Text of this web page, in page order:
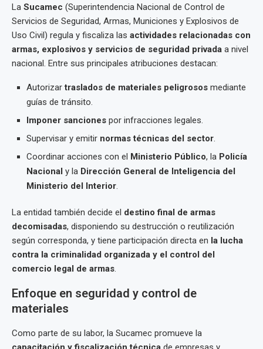
La Sucamec (Superintendencia Nacional de Control de
Servicios de Seguridad, Armas, Municiones y Explosivos de
Uso Civil) regula y fiscaliza las actividades relacionadas con
armas, explosivos y servicios de seguridad privada a nivel
nacional. Entre sus principales atribuciones destacan:
Autorizartraslados de materiales peligrosos mediante
guías de tránsito.
Imponer sanciones por infracciones legales.
Supervisar y emitir normas técnicas del sector.
Coordinar acciones con el Ministerio Público, la Policía
Nacional y la Dirección General de Inteligencia del
Ministerio del Interior.
La entidad también decide el destino final de armas
decomisadas, disponiendo su destrucción o reutilización
según corresponda, y tiene participación directa en la lucha
contra la criminalidad organizada y el control del
comercio legal de armas.
Enfoque en seguridad y control de
materiales
Como parte de su labor, la Sucamec promueve la